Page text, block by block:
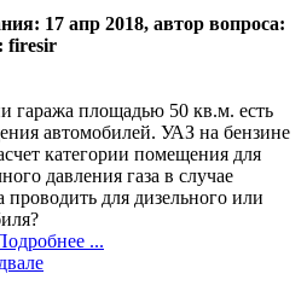
17 апр 2018, автор вопроса:
firesir
гаража площадью 50 кв.м. есть
автомобилей. УАЗ на бензине
категории помещения для
давления газа в случае
проводить для дизельного или
...